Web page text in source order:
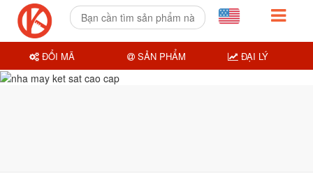
ĐỔI MÃ SẢN PHẨM ĐẠI LÝ